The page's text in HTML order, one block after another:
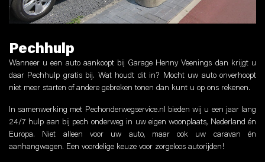
Pechhulp
Wanneer u een auto aankoopt bij Garage Henny Veenings dan krijgt u
daar Pechhulp gratis bij. Wat houdt dit in? Mocht uw auto onverhoopt
niet meer starten of andere gebreken tonen dan kunt u op ons rekenen.
In samenwerking met Pechonderwegservice.nl bieden wij u een jaar lang
24/7 hulp aan bij pech onderweg in uw eigen woonplaats, Nederland én
Europa. Niet alleen voor uw auto, maar ook uw caravan én
aanhangwagen. Een voordelige keuze voor zorgeloos autorijden!